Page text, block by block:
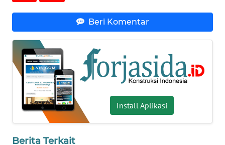
Beri Komentar
Install Aplikasi
Berita Terkait
WN
WN
JAKARTA
WN
JABAR
WN
BANTEN